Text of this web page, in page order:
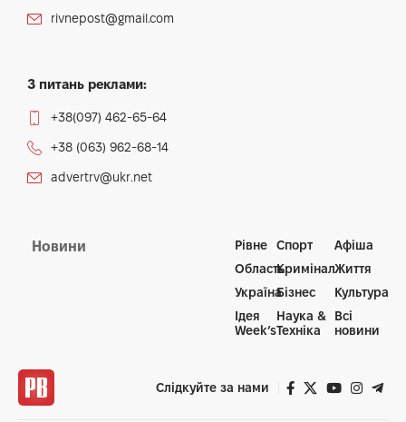
rivnepost@gmail.com
З питань реклами:
+38(097) 462-65-64
+38 (063) 962-68-14
advertrv@ukr.net
Новини
Рівне
Область
Україна
Ідея
Week’s
Спорт
Кримінал
Бізнес
Наука &
Техніка
Афіша
Життя
Культура
Всі
новини
Слідкуйте за нами